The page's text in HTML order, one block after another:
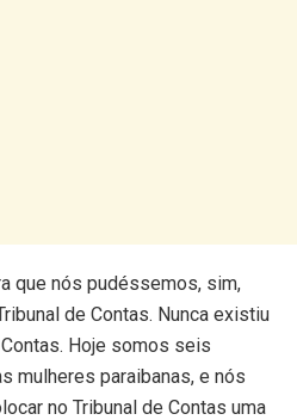
que nós pudéssemos, sim,
de Contas. Nunca existiu
Hoje somos seis
mulheres paraibanas, e nós
no Tribunal de Contas uma